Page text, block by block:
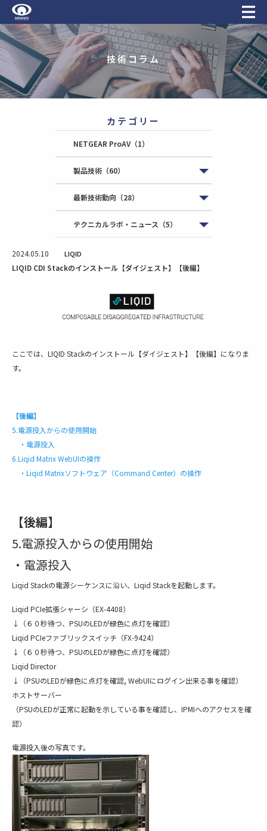
技術コラム
カテゴリー
NETGEAR ProAV（1）
製品技術 （60）
最新技術動向 （28）
テクニカルラボ・ニュース （5）
2024.05.10 LIQID
LIQID CDI Stackのインストール【ダイジェスト】【後編】
ここでは、LIQID Stackのインストール【ダイジェスト】【後編】になりま
す。
【後編】
5.電源投入からの使用開始
・電源投入
6.Liqid Matrix WebUIの操作
・Liqid Matrixソフトウェア（Command Center）の操作
【後編】
5.電源投入からの使用開始
・電源投入
Liqid Stackの電源シーケンスに沿い、Liqid Stackを起動します。
Liqid PCIe拡張シャーシ（EX-4408）
↓（６０秒待つ、PSUのLEDが緑色に点灯を確認）
Liqid PCIeファブリックスイッチ（FX-9424）
↓（６０秒待つ、PSUのLEDが緑色に点灯を確認）
Liqid Director
↓（PSUのLEDが緑色に点灯を確認, WebUIにログイン出来る事を確認）
ホストサーバー
（PSUのLEDが正常に起動を示している事を確認し、IPMIへのアクセスを確
認）
電源投入後の写真です。